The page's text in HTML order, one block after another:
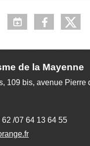
de la Mayenne
109 bis, avenue Pierre
/07 64 13 64 55